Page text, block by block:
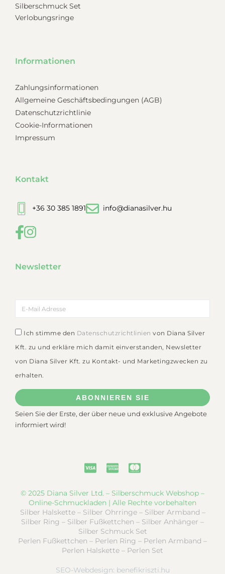
Silberschmuck Set
Verlobungsringe
Informationen
Zahlungsinformationen
Allgemeine Geschäftsbedingungen (AGB)
Datenschutzrichtlinie
Cookie-Informationen
Impressum
Kontakt
+36 30 385 1891 info@dianasilver.hu
Newsletter
Ich stimme den Datenschutzrichtlinien von Diana Silver
Kft. zu und erkläre mich damit einverstanden, Newsletter
von Diana Silver Kft. zu Kontakt- und Marketingzwecken zu
erhalten.
ABONNIEREN SIE
Seien Sie der Erste, der über neue und exklusive Angebote
informiert wird!
© 2025 Diana Silver Ltd. – Silberschmuck Webshop –
Online-Schmuckladen | Alle Rechte vorbehalten
Silber Halskette – Silber Ohrringe – Silber Armband –
Silber Ring – Silber Fußkettchen – Silber Anhänger –
Silber Schmuck Set
Perlen Fußkettchen – Perlen Ring – Perlen Armband –
Perlen Halskette – Perlen Set
SEO-Webdesign: benefikriszti.hu